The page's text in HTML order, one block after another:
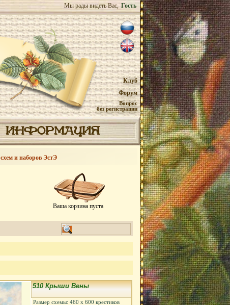
Мы рады видеть Вас, Гость
Клуб
Форум
Вопрос
без регистрации
ИНФОРМАЦИЯ
схем и наборов ЭстЭ
Ваша корзина пуста
510 Крыши Вены
Размер схемы: 460 х 600 крестиков